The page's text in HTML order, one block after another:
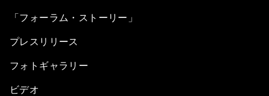
「フォーラム・ストーリー」
プレスリリース
フォトギャラリー
ビデオ